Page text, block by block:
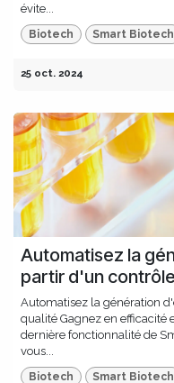
évite...
Biotech Smart Biotech
25 oct. 2024
Automatisez la
partir d'un
Automatisez la génération
qualité Gagnez en efficacité
dernière fonctionnalité de
vous...
Biotech Smart Biotech